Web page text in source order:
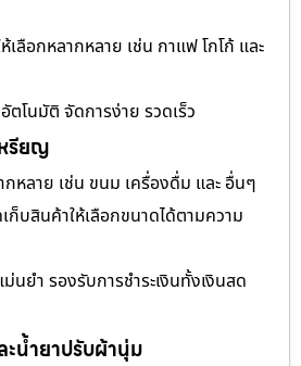
เลือกหลากหลาย เช่น กาแฟ โกโก้ และ
ตโนมัติ จัดการง่าย รวดเร็ว
รียญ
หลาย เช่น ขนม เครื่องดื่ม และ อื่นๆ
บสินค้าให้เลือกขนาดได้ตามความ
นยำ รองรับการชำระเงินทั้งเงินสด
น้ำยาปรับผ้านุ่ม